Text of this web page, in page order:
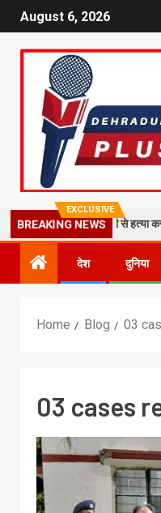
August 6, 2026
EXCLUSIVE
BREAKING NEWS
कातिल, बेरहमी से हत्या कर
देश दुनिया
Home Blog 03
03 cases